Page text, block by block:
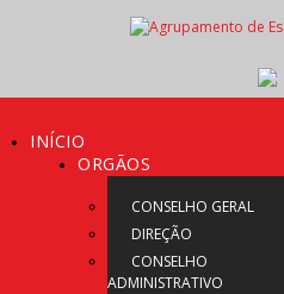
INÍCIO
ORGÃOS
CONSELHO GERAL
DIREÇÃO
CONSELHO
ADMINISTRATIVO